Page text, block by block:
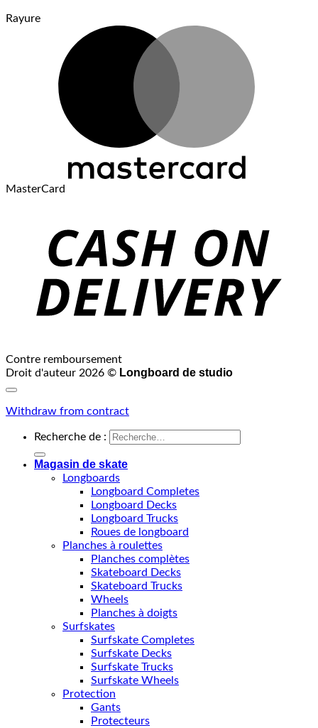
Rayure
MasterCard
Contre remboursement
Droit d'auteur 2026 © Longboard de studio
Withdraw from contract
Recherche de :
Magasin de skate
Longboards
Longboard Completes
Longboard Decks
Longboard Trucks
Roues de longboard
Planches à roulettes
Planches complètes
Skateboard Decks
Skateboard Trucks
Wheels
Planches à doigts
Surfskates
Surfskate Completes
Surfskate Decks
Surfskate Trucks
Surfskate Wheels
Protection
Gants
Protecteurs